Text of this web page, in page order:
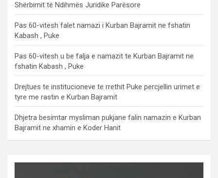
Shërbimit të Ndihmës Juridike Parësore
Pas 60-vitesh falet namazi i Kurban Bajramit ne fshatin
Kabash , Puke
Pas 60-vitesh u be falja e namazit te Kurban Bajramit ne
fshatin Kabash , Puke
Drejtues te institucioneve te rrethit Puke percjellin urimet e
tyre me rastin e Kurban Bajramit
Dhjetra besimtar mysliman pukjane falin namazin e Kurban
Bajramit ne xhamin e Koder Hanit